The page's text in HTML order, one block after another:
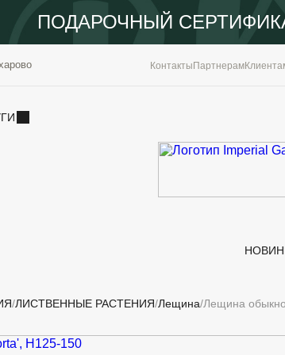
ПОДАРОЧНЫЙ
Контакты Партнерам
ЛИСТВЕННЫЕ РАСТЕНИЯ Лещина Лещина